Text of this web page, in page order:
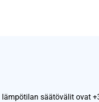
säätövälit ovat